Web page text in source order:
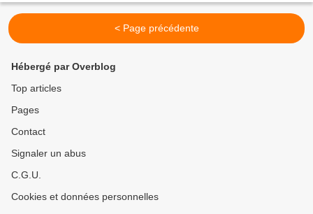
< Page précédente
Hébergé par Overblog
Top articles
Pages
Contact
Signaler un abus
C.G.U.
Cookies et données personnelles